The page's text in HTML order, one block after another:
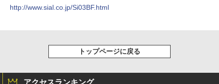
http://www.sial.co.jp/Si03BF.html
トップページに戻る
アクセスランキング